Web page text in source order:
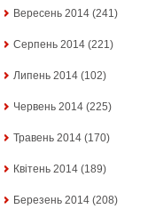
Вересень 2014 (241)
Серпень 2014 (221)
Липень 2014 (102)
Червень 2014 (225)
Травень 2014 (170)
Квітень 2014 (189)
Березень 2014 (208)